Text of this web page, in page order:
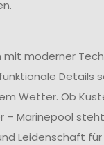
moderner
Details
Wetter. Ob
– Marinepool
Leidenschaft